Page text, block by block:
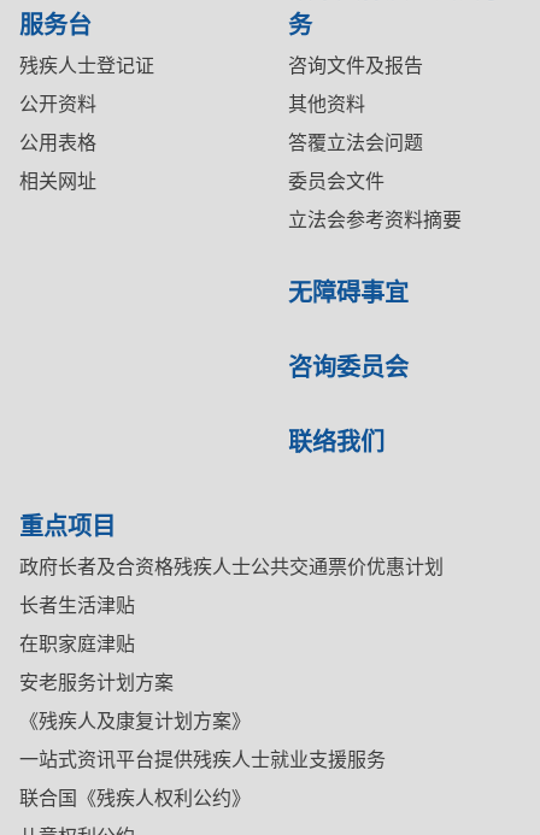
服务台
残疾人士登记证
公开资料
公用表格
相关网址
务
咨询文件及报告
其他资料
答覆立法会问题
委员会文件
立法会参考资料摘要
无障碍事宜
咨询委员会
联络我们
重点项目
政府长者及合资格残疾人士公共交通票价优惠计划
长者生活津贴
在职家庭津贴
安老服务计划方案
《残疾人及康复计划方案》
一站式资讯平台提供残疾人士就业支援服务
联合国《残疾人权利公约》